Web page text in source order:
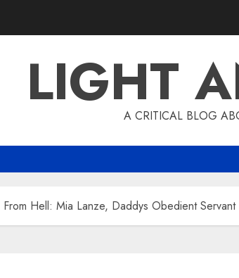
LIGHT
A CRITICAL BLOG
From Hell: Mia Lanze, Daddys Obedient Servant